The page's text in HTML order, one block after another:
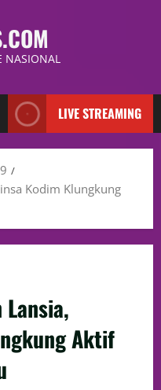
NASIONAL
LIVE STREAMING
Kodim Klungkung
Aktif